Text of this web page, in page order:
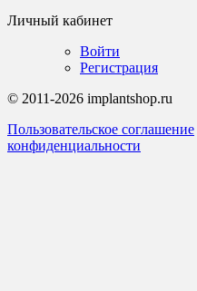
Личный кабинет
Войти
Регистрация
© 2011-2026 implantshop.ru
Пользовательское соглашение
конфиденциальности